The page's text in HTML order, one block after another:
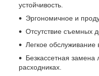
устойчивость.
Эргономичное и
Отсутствие съемных
Легкое обслуживание
Безкассетная замена
расходниках.